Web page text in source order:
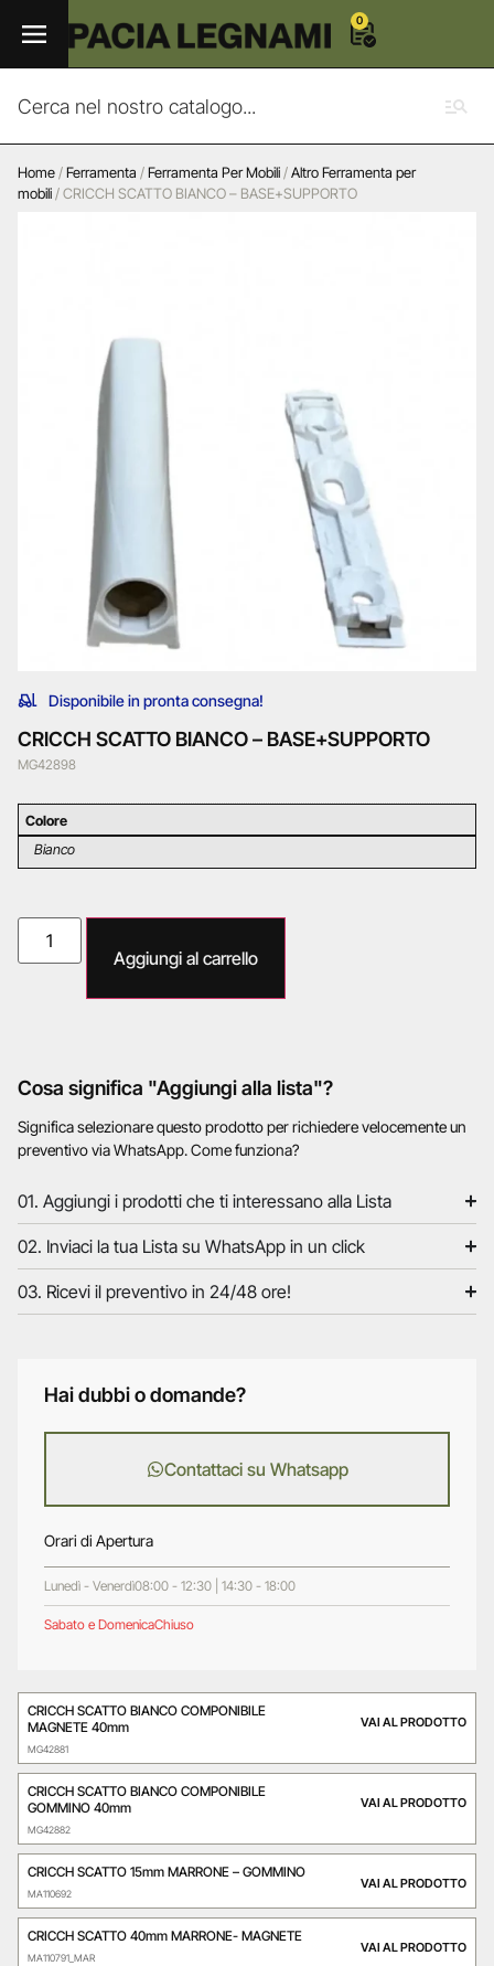
0
Home/Ferramenta /Ferramenta Per Mobili/Altro Ferramenta per
mobili/ CRICCH SCATTO BIANCO – BASE+SUPPORTO
Disponibile in pronta consegna!
CRICCH SCATTO BIANCO – BASE+SUPPORTO
MG42898
Colore
Bianco
Aggiungi al carrello
Cosa significa "Aggiungi alla lista"?
Significa selezionare questo prodotto per richiedere velocemente un
preventivo via WhatsApp. Come funziona?
01. Aggiungi i prodotti che ti interessano alla Lista
02. Inviaci la tua Lista su WhatsApp in un click
03. Ricevi il preventivo in 24/48 ore!
Hai dubbi o domande?
Contattaci su Whatsapp
Orari di Apertura
Lunedì - Venerdì08:00 - 12:30 | 14:30 - 18:00
Sabato e DomenicaChiuso
CRICCH SCATTO BIANCO COMPONIBILE
MAGNETE 40mm
MG42881
VAI AL PRODOTTO
CRICCH SCATTO BIANCO COMPONIBILE
GOMMINO 40mm
MG42882
VAI AL PRODOTTO
CRICCH SCATTO 15mm MARRONE – GOMMINO
MA110692
VAI AL PRODOTTO
CRICCH SCATTO 40mm MARRONE- MAGNETE
MA110791_MAR
VAI AL PRODOTTO